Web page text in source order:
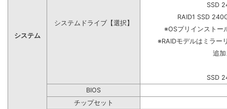
システム
システムドライブ【選択】
SSD
RAID1 SSD
※OSプリインストー
※RAIDモデルはミラー
追
SSD
BIOS
チップセット